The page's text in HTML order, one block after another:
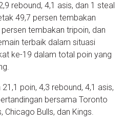
rebound, 4,1 asis, dan 1 steal
49,7 persen tembakan
tembakan tripoin, dan
terbaik dalam situasi
ke-19 dalam total poin yang
poin, 4,3 rebound, 4,1 asis,
bersama Toronto
Chicago Bulls, dan Kings.